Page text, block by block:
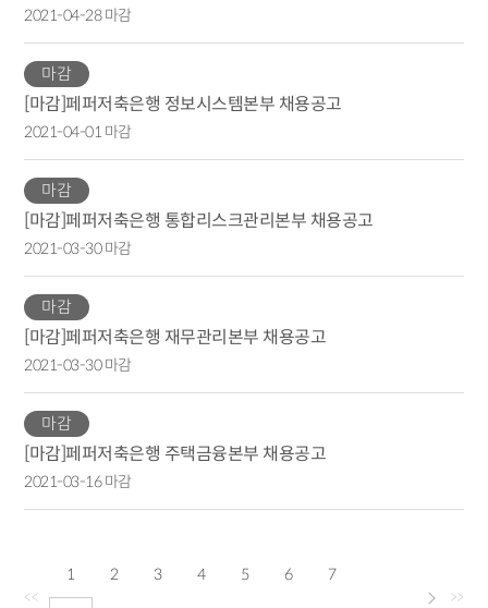
2021-04-28 마감
마감
[마감]페퍼저축은행 정보시스템본부 채용공고
2021-04-01 마감
마감
[마감]페퍼저축은행 통합리스크관리본부 채용공고
2021-03-30 마감
마감
[마감]페퍼저축은행 재무관리본부 채용공고
2021-03-30 마감
마감
[마감]페퍼저축은행 주택금융본부 채용공고
2021-03-16 마감
<<
1 2 3 4 5 6
7
>>